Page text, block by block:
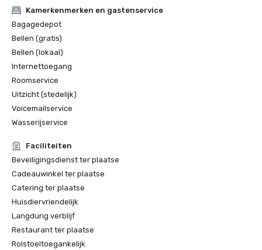
Kamerkenmerken en gastenservice
Bagagedepot
Bellen (gratis)
Bellen (lokaal)
Internettoegang
Roomservice
Uitzicht (stedelijk)
Voicemailservice
Wasserijservice
Faciliteiten
Beveiligingsdienst ter plaatse
Cadeauwinkel ter plaatse
Catering ter plaatse
Huisdiervriendelijk
Langdurig verblijf
Restaurant ter plaatse
Rolstoeltoegankelijk